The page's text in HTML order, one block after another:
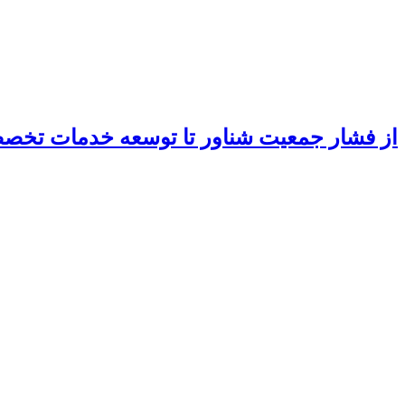
از فشار جمعیت شناور تا توسعه خدمات